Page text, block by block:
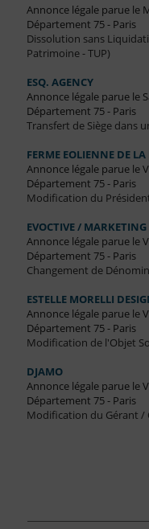
Annonce légale parue le
Département 75 - Paris
Dissolution sans
Patrimoine - TUP)
ESQ. AGENCY
Annonce légale parue le
Département 75 - Paris
Transfert de Siège dans
FERME EOLIENNE DE
Annonce légale parue le
Département 75 - Paris
Modification du
EVOCTIVE /
Annonce légale parue le
Département 75 - Paris
Changement de
ESTELLE MORELLI
Annonce légale parue le
Département 75 - Paris
Modification de l'Objet
DJAMO
Annonce légale parue le
Département 75 - Paris
Modification du Gérant /